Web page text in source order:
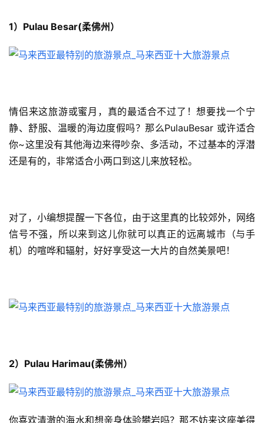
1）Pulau Besar(柔佛州）
情侣来这旅游或蜜月，真的最适合不过了！想要找一个宁
静、舒服、温暖的海边度假吗？那么PulauBesar 或许适合
你~这里没有其他海边来得吵杂、多活动，不过基本的浮潜
还是有的，非常适合小两口到这儿来放轻松。
对了，小编想提醒一下各位，由于这里真的比较郊外，网络
信号不强，所以来到这儿你就可以真正的远离城市（与手
机）的喧哗和辐射，好好享受这一大片的自然美景吧！
2）Pulau Harimau(柔佛州）
你喜欢清澈的海水和想亲身体验攀岩吗？那不妨来这座美得